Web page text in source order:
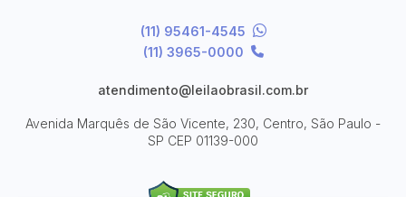
(11) 95461-4545
(11) 3965-0000
atendimento@leilaobrasil.com.br
Avenida Marquês de São Vicente, 230, Centro, São Paulo -
SP CEP 01139-000